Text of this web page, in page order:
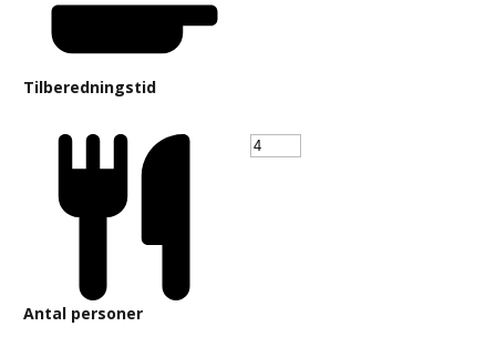
Tilberedningstid
Antal personer